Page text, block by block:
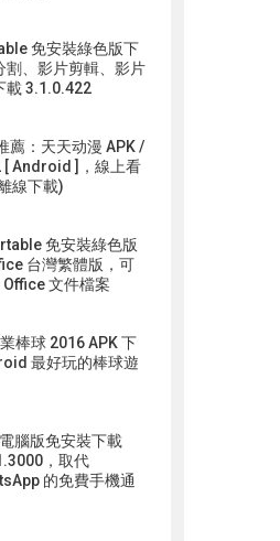
免安裝綠色版下
割、影片剪輯、影片
載 3.1.0.422
薦：天天动漫 APK /
[ Android ]，線上看
線下載)
免安裝綠色版
台灣繁體版，可
文件檔案
棒球 2016 APK 下
最好玩的棒球遊
腦版免安裝下載
，取代
的免費手機通